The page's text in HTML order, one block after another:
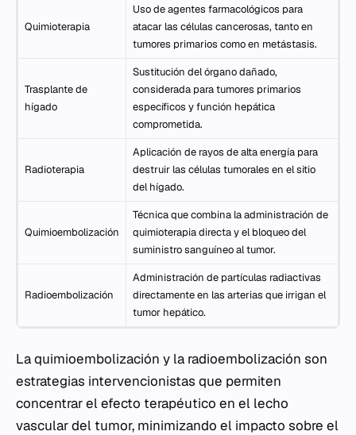
Quimioterapia
Uso de agentes farmacológicos para
atacar las células cancerosas, tanto en
tumores primarios como en metástasis.
Trasplante de
hígado
Sustitución del órgano dañado,
considerada para tumores primarios
específicos y función hepática
comprometida.
Radioterapia
Aplicación de rayos de alta energía para
destruir las células tumorales en el sitio
del hígado.
Quimioembolización
Técnica que combina la administración de
quimioterapia directa y el bloqueo del
suministro sanguíneo al tumor.
Radioembolización
Administración de partículas radiactivas
directamente en las arterias que irrigan el
tumor hepático.
La quimioembolización y la radioembolización son
estrategias intervencionistas que permiten
concentrar el efecto terapéutico en el lecho
vascular del tumor, minimizando el impacto sobre el